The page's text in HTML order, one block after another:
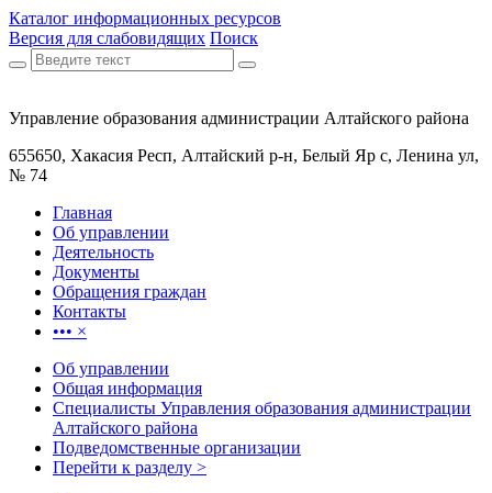
Каталог информационных ресурсов
Версия для слабовидящих Поиск
Управление образования администрации Алтайского района
655650, Хакасия Респ, Алтайский р-н, Белый Яр с, Ленина ул,
№ 74
Главная
Об управлении
Деятельность
Документы
Обращения граждан
Контакты
••• ×
Об управлении
Общая информация
Специалисты Управления образования администрации
Алтайского района
Подведомственные организации
Перейти к разделу >